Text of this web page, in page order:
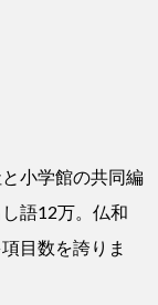
小学館の共同編
語12万。仏和
目数を誇りま